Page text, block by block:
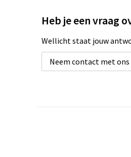
Heb je een vraag
Wellicht staat jouw
Neem contact met ons